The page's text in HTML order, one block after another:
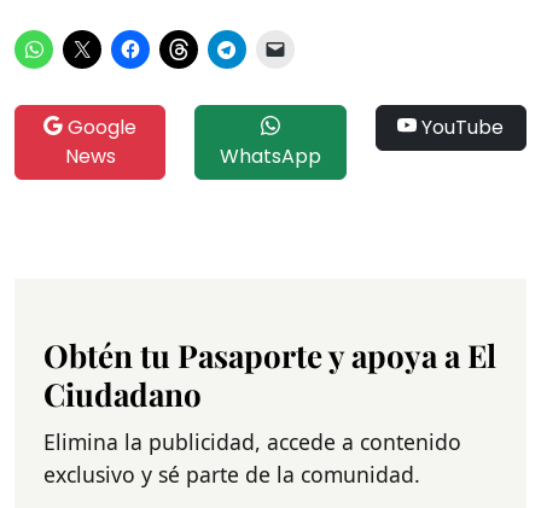
Google
News
WhatsApp
YouTube
Obtén tu Pasaporte y apoya a El
Ciudadano
Elimina la publicidad, accede a contenido
exclusivo y sé parte de la comunidad.